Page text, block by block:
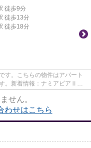
徒歩9分
徒歩13分
徒歩18分
す。こちらの物件はアパート
。新着情報：ナミアピアⅡの
せん。
わせはこちら